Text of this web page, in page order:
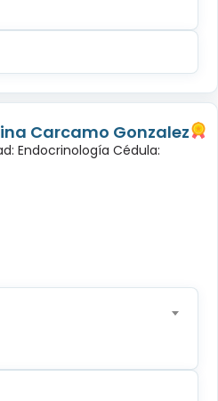
Carcamo Gonzalez
Endocrinología Cédula: